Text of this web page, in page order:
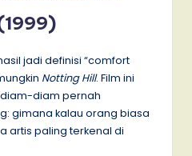
jadi definisi “comfort
Notting Hill. Film ini
diam pernah
gimana kalau orang biasa
artis paling terkenal di